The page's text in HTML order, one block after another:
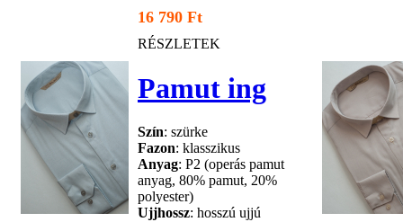
16 790 Ft
RÉSZLETEK
Pamut ing
Szín: szürke
Fazon: klasszikus
Anyag: P2 (operás pamut
anyag, 80% pamut, 20%
polyester)
Ujjhossz: hosszú ujjú